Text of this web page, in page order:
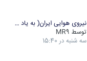
نیروی هوایی ایران( به یاد …
توسط MR9
سه شنبه در 15:40